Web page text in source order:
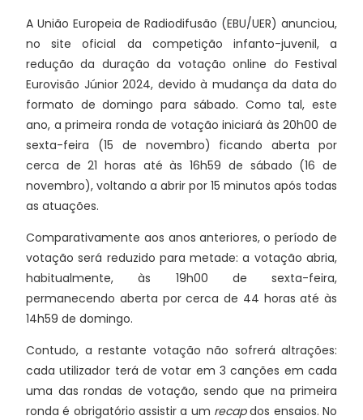
A União Europeia de Radiodifusão (EBU/UER) anunciou,
no site oficial da competição infanto-juvenil, a
redução da duração da votação online do Festival
Eurovisão Júnior 2024, devido à mudança da data do
formato de domingo para sábado. Como tal, este
ano, a primeira ronda de votação iniciará às 20h00 de
sexta-feira (15 de novembro) ficando aberta por
cerca de 21 horas até às 16h59 de sábado (16 de
novembro), voltando a abrir por 15 minutos após todas
as atuações.
Comparativamente aos anos anteriores, o período de
votação será reduzido para metade: a votação abria,
habitualmente, às 19h00 de sexta-feira,
permanecendo aberta por cerca de 44 horas até às
14h59 de domingo.
Contudo, a restante votação não sofrerá altrações:
cada utilizador terá de votar em 3 canções em cada
uma das rondas de votação, sendo que na primeira
ronda é obrigatório assistir a um recapdos ensaios. No